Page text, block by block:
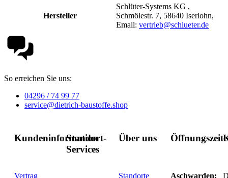
Hersteller
Schlüter-Systems KG ,
Schmölestr. 7, 58640 Iserlohn,
Email: vertrieb@schlueter.de
So erreichen Sie uns:
04296 / 74 99 77
service@dietrich-baustoffe.shop
Kundeninformation
Vertrag
Standort-
Services
Über uns
Standorte Aschwarden: